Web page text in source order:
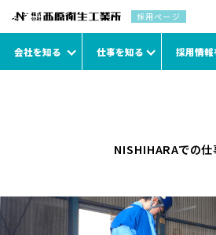
採用ページ
会社を知る 仕事を知る 採用情報
NISHIHARAでの仕